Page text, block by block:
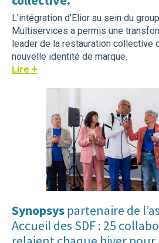
L'intégration d'Elior au sein du
Multiservices a permis une
leader de la restauration collective
nouvelle identité de marque.
Lire +
Synopsys partenaire de
Accueil des SDF : 25